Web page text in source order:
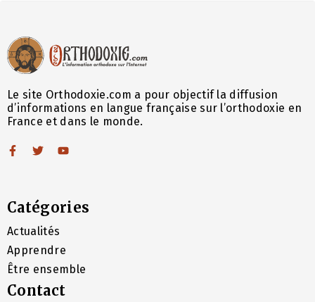
Le site Orthodoxie.com a pour objectif la diffusion
d’informations en langue française sur l’orthodoxie en
France et dans le monde.
Catégories
Actualités
Apprendre
Être ensemble
Contact